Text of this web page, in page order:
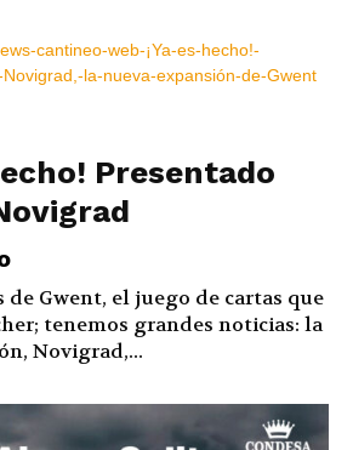
Presentado
de Gwent, el juego de cartas que
tenemos grandes noticias: la
Novigrad,...